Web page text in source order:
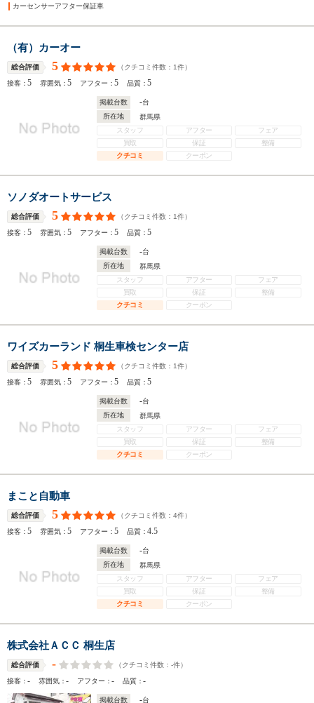
カーセンサーアフター保証車
（有）カーオー
総合評価 5 （クチコミ件数： 1件）
接客：5 雰囲気：5 アフター：5 品質：5
掲載台数 -台
所在地
群馬県
スタッフ
アフター
フェア
買取
保証
整備
クチコミ
クーポン
ソノダオートサービス
総合評価 5 （クチコミ件数： 1件）
接客：5 雰囲気：5 アフター：5 品質：5
掲載台数 -台
所在地
群馬県
スタッフ
アフター
フェア
買取
保証
整備
クチコミ
クーポン
ワイズカーランド 桐生車検センター店
総合評価 5 （クチコミ件数： 1件）
接客：5 雰囲気：5 アフター：5 品質：5
掲載台数 -台
所在地
群馬県
スタッフ
アフター
フェア
買取
保証
整備
クチコミ
クーポン
まこと自動車
総合評価 5 （クチコミ件数： 4件）
接客：5 雰囲気：5 アフター：5 品質：4.5
掲載台数 -台
所在地
群馬県
スタッフ
アフター
フェア
買取
保証
整備
クチコミ
クーポン
株式会社ＡＣＣ 桐生店
総合評価 - （クチコミ件数： -件）
接客：- 雰囲気：- アフター：- 品質：-
掲載台数 -台